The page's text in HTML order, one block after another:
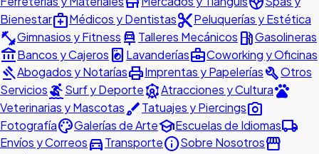
Bienestarmedical_servicesMédicos y Dentistascontent_cutPeluquerías y Estética
fitness_centerGimnasios y Fitness car_repair Talleres Mecánicos local_gas_stationGasolineras
account_balanceBancos y Cajeros local_laundry_service Lavanderíasbusiness_centerCoworking y Oficinas
gavelAbogados y NotaríasprintImprentas y PapeleríasbuildOtros
ServiciossurfingSurf y DeporteattractionsAtracciones y Culturapets
Veterinarias y MascotasbrushTatuajes y Piercingsphoto_camera
FotografíapaletteGalerías de ArteschoolEscuelas de Idiomaslocal_shipping
Envíos y Correosdirections_carTransporteinfoSobre Nosotrosstorefront